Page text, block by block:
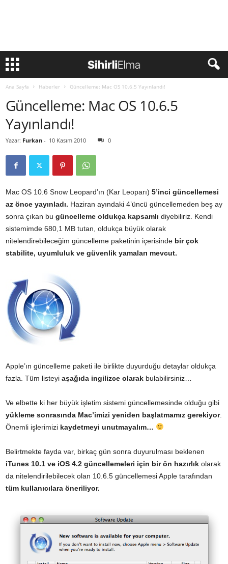
Ana Sayfa Haberler Güncelleme: Mac OS 10.6.5 Yayınlandı!
Güncelleme: Mac OS 10.6.5
Yayınlandı!
Yazar: Furkan - 10 Kasım 2010 0
Mac OS 10.6 Snow Leopard’ın (Kar Leoparı) 5’inci güncellemesi
az önce yayınladı. Haziran ayındaki 4’üncü güncellemeden beş ay
sonra çıkan bu güncelleme oldukça kapsamlı diyebiliriz. Kendi
sistemimde 680,1 MB tutan, oldukça büyük olarak
nitelendirebileceğim güncelleme paketinin içerisinde bir çok
stabilite, uyumluluk ve güvenlik yamaları mevcut.
Apple’ın güncelleme paketi ile birlikte duyurduğu detaylar oldukça
fazla. Tüm listeyi aşağıda ingilizce olarak bulabilirsiniz…
Ve elbette ki her büyük işletim sistemi güncellemesinde olduğu gibi
yükleme sonrasında Mac’imizi yeniden başlatmamız gerekiyor.
Önemli işlerimizi kaydetmeyi unutmayalım…
Belirtmekte fayda var, birkaç gün sonra duyurulması beklenen
iTunes 10.1 ve iOS 4.2 güncellemeleri için bir ön hazırlık olarak
da nitelendirilebilecek olan 10.6.5 güncellemesi Apple tarafından
tüm kullanıcılara öneriliyor.